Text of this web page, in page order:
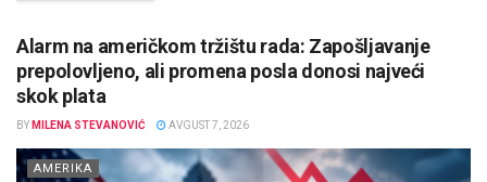
Alarm na američkom tržištu rada: Zapošljavanje
prepolovljeno, ali promena posla donosi najveći
skok plata
BY MILENA STEVANOVIĆ AVGUST 7, 2026
AMERIKA